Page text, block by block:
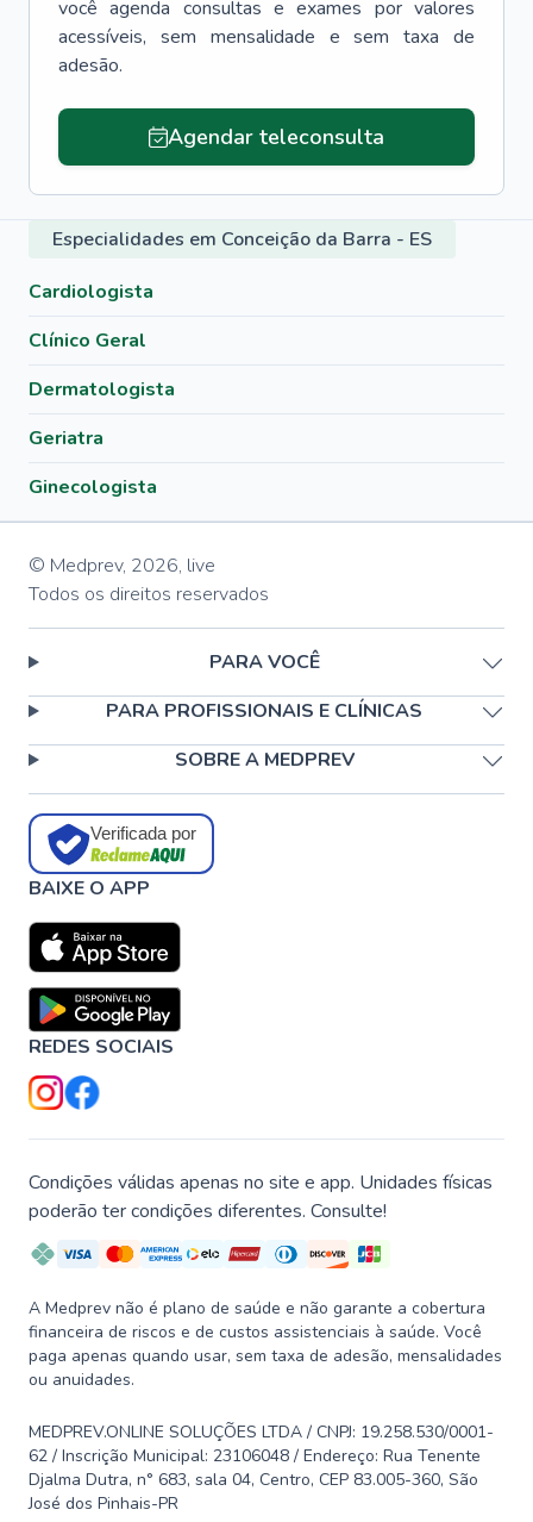
você agenda consultas e exames por valores
acessíveis, sem mensalidade e sem taxa de
adesão.
Agendar teleconsulta
Especialidades em Conceição da Barra - ES
Cardiologista
Clínico Geral
Dermatologista
Geriatra
Ginecologista
© Medprev, 2026, live
Todos os direitos reservados
PARA VOCÊ
PARA PROFISSIONAIS E CLÍNICAS
SOBRE A MEDPREV
Verificada por
BAIXE O APP
REDES SOCIAIS
Condições válidas apenas no site e app. Unidades físicas
poderão ter condições diferentes. Consulte!
A Medprev não é plano de saúde e não garante a cobertura
financeira de riscos e de custos assistenciais à saúde. Você
paga apenas quando usar, sem taxa de adesão, mensalidades
ou anuidades.
MEDPREV.ONLINE SOLUÇÕES LTDA / CNPJ: 19.258.530/0001-
62 / Inscrição Municipal: 23106048 / Endereço: Rua Tenente
Djalma Dutra, n° 683, sala 04, Centro, CEP 83.005-360, São
José dos Pinhais-PR